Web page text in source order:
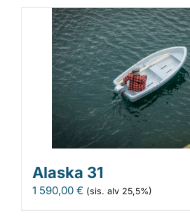
Alaska 31
1 590,00 € (sis. alv 25,5%)